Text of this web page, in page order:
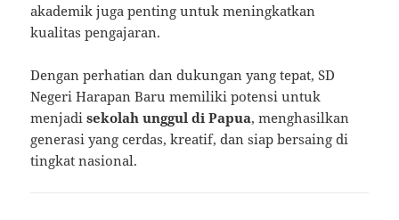
akademik juga penting untuk meningkatkan
kualitas pengajaran.
Dengan perhatian dan dukungan yang tepat, SD
Negeri Harapan Baru memiliki potensi untuk
menjadisekolah unggul di Papua, menghasilkan
generasi yang cerdas, kreatif, dan siap bersaing di
tingkat nasional.